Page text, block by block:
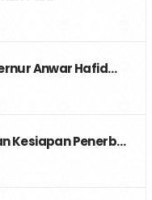
Anwar Hafid…
Kesiapan Penerb…